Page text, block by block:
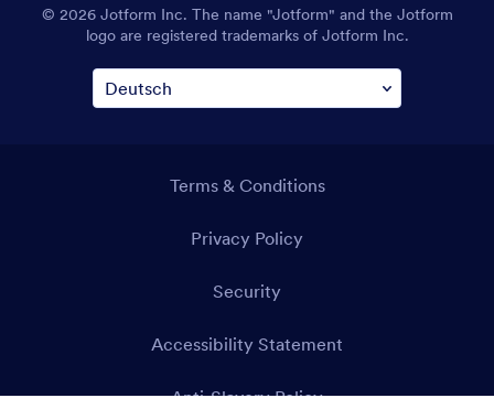
© 2026 Jotform Inc. The name "Jotform" and the Jotform
logo are registered trademarks of Jotform Inc.
Terms & Conditions
Privacy Policy
Security
Accessibility Statement
Anti-Slavery Policy